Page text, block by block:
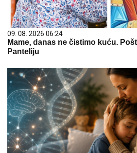
09. 08. 2026 06:24
Mame, danas ne čistimo kuću.
Panteliju